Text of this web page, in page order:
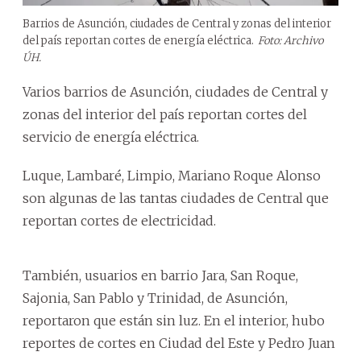
Barrios de Asunción, ciudades de Central y zonas del interior
del país reportan cortes de energía eléctrica. Foto: Archivo
ÚH.
Varios barrios de Asunción, ciudades de Central y
zonas del interior del país reportan cortes del
servicio de energía eléctrica.
Luque, Lambaré, Limpio, Mariano Roque Alonso
son algunas de las tantas ciudades de Central que
reportan cortes de electricidad.
También, usuarios en barrio Jara, San Roque,
Sajonia, San Pablo y Trinidad, de Asunción,
reportaron que están sin luz. En el interior, hubo
reportes de cortes en Ciudad del Este y Pedro Juan